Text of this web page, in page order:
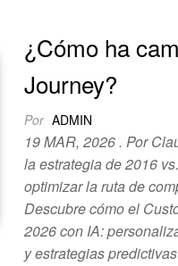
¿Cómo ha
Journey?
Por ADMIN
19 MAR, 2026 . Por
la estrategia de 2016
optimizar la ruta de
Descubre cómo el
2026 con IA:
y estrategias